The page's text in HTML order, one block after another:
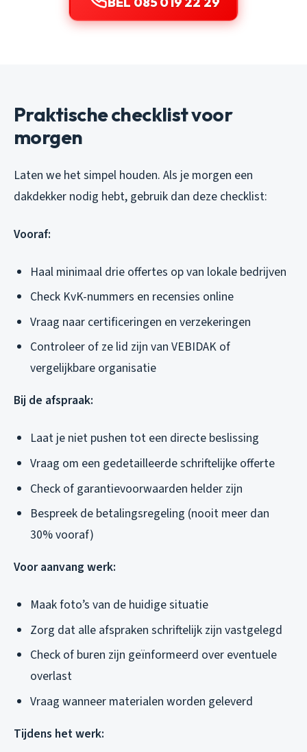
Praktische checklist voor
morgen
Laten we het simpel houden. Als je morgen een
dakdekker nodig hebt, gebruik dan deze checklist:
Vooraf:
Haal minimaal drie offertes op van lokale bedrijven
Check KvK-nummers en recensies online
Vraag naar certificeringen en verzekeringen
Controleer of ze lid zijn van VEBIDAK of
vergelijkbare organisatie
Bij de afspraak:
Laat je niet pushen tot een directe beslissing
Vraag om een gedetailleerde schriftelijke offerte
Check of garantievoorwaarden helder zijn
Bespreek de betalingsregeling (nooit meer dan
30% vooraf)
Voor aanvang werk:
Maak foto’s van de huidige situatie
Zorg dat alle afspraken schriftelijk zijn vastgelegd
Check of buren zijn geïnformeerd over eventuele
overlast
Vraag wanneer materialen worden geleverd
Tijdens het werk: